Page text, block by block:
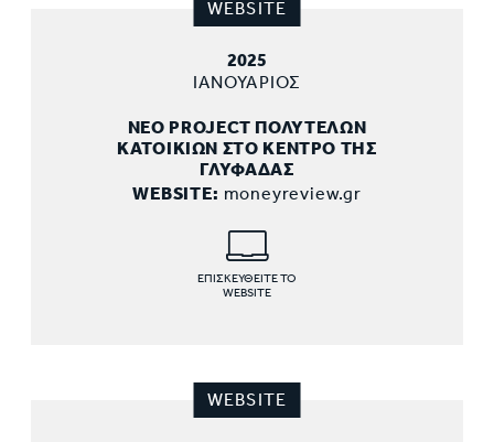
WEBSITE
2025
ΙΑΝΟΥΑΡΙΟΣ
ΝΕΟ PROJECT ΠΟΛΥΤΕΛΩΝ
ΚΑΤΟΙΚΙΩΝ ΣΤΟ ΚΕΝΤΡΟ ΤΗΣ
ΓΛΥΦΑΔΑΣ
WEBSITE: moneyreview.gr
ΕΠΙΣΚΕΥΘΕΙΤΕ ΤΟ
WEBSITE
WEBSITE